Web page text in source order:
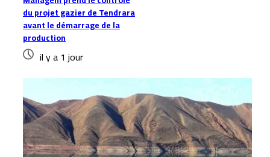
du projet gazier de Tendrara
avant le démarrage de la
production
il y a 1 jour